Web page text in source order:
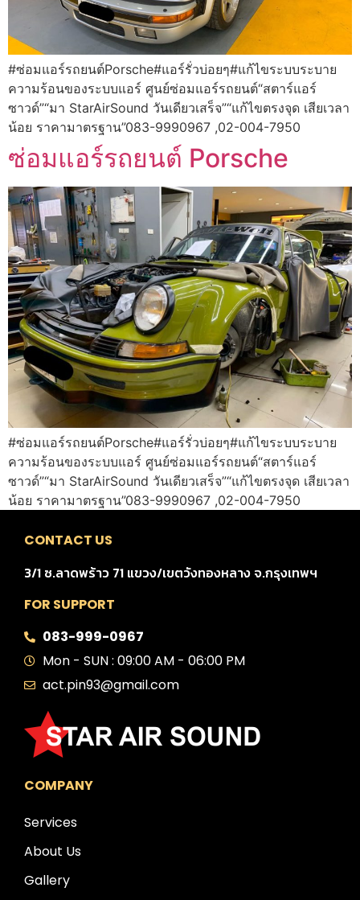
#ซ่อมแอร์รถยนต์Porsche#แอร์รั่วบ่อยๆ#แก้ไขระบบระบาย
ความร้อนของระบบแอร์ ศูนย์ซ่อมแอร์รถยนต์“สตาร์แอร์
ซาวด์”“มา StarAirSound วันเดียวเสร็จ”“แก้ไขตรงจุด เสียเวลา
น้อย ราคามาตรฐาน”083-9990967 ,02-004-7950
ซ่อมแอร์รถยนต์ Porsche
#ซ่อมแอร์รถยนต์Porsche#แอร์รั่วบ่อยๆ#แก้ไขระบบระบาย
ความร้อนของระบบแอร์ ศูนย์ซ่อมแอร์รถยนต์“สตาร์แอร์
ซาวด์”“มา StarAirSound วันเดียวเสร็จ”“แก้ไขตรงจุด เสียเวลา
น้อย ราคามาตรฐาน”083-9990967 ,02-004-7950
CONTACT US
3/1 ซ.ลาดพร้าว 71 แขวง/เขตวังทองหลาง จ.กรุงเทพฯ
FOR SUPPORT
083-999-0967
Mon - SUN : 09:00 AM - 06:00 PM
act.pin93@gmail.com
COMPANY
Services
About Us
Gallery